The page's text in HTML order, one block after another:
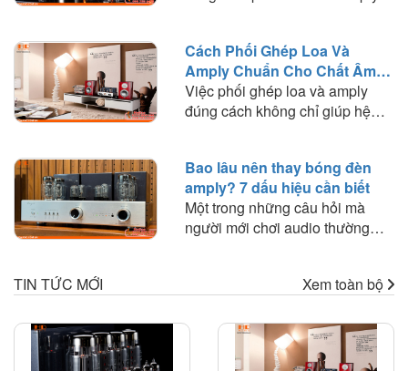
phối ghép và lựa chọn loại bóng
phù hợp với nhu cầu nghe
nhạc.
Cách Phối Ghép Loa Và
Amply Chuẩn Cho Chất Âm
Hay
Việc phối ghép loa và amply
đúng cách không chỉ giúp hệ
thanh mà bạn trải nghiệm. Trong
bài viết này, HD Audio sẽ chia
sẻ những nguyên tắc quan trọng
và kinh nghiệm thực tế giúp bạn
dàn âm thanh.
Bao lâu nên thay bóng đèn
amply? 7 dấu hiệu cần biết
Một trong những câu hỏi mà
người mới chơi audio thường
nào cần thay bóng đèn?". Trên
kiện có tuổi thọ nhất định và sẽ
dần suy giảm hiệu suất sau một
TIN TỨC MỚI Xem toàn bộ